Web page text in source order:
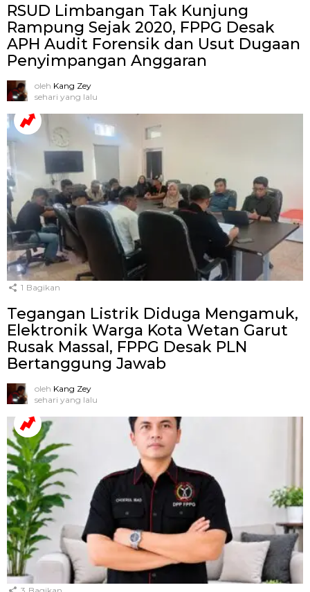
RSUD Limbangan Tak Kunjung
Rampung Sejak 2020, FPPG Desak
APH Audit Forensik dan Usut Dugaan
Penyimpangan Anggaran
oleh Kang Zey
sehari yang lalu
1 Bagikan
Tegangan Listrik Diduga Mengamuk,
Elektronik Warga Kota Wetan Garut
Rusak Massal, FPPG Desak PLN
Bertanggung Jawab
oleh Kang Zey
sehari yang lalu